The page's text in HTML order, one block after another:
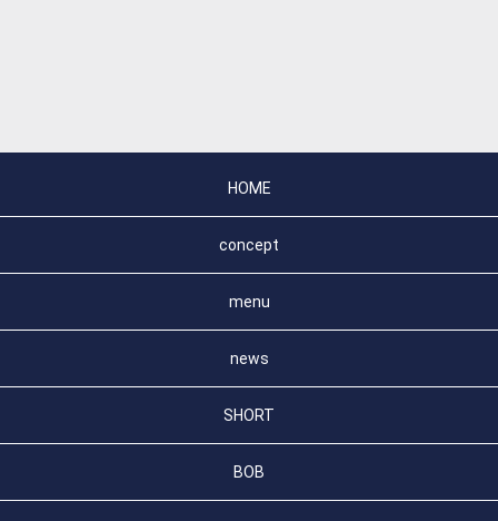
HOME
concept
menu
news
SHORT
BOB